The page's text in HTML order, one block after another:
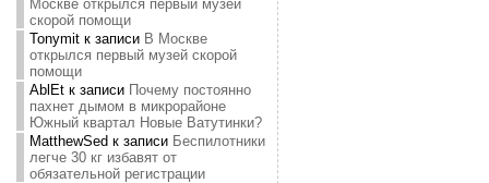
Москве открылся первый музей
скорой помощи
Tonymitк записи В Москве
открылся первый музей скорой
помощи
AblEtк записи Почему постоянно
пахнет дымом в микрорайоне
Южный квартал Новые Ватутинки?
MatthewSed к записи Беспилотники
легче 30 кг избавят от
обязательной регистрации